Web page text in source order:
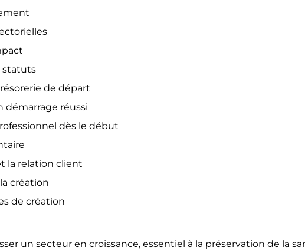
statuts
de départ
démarrage réussi
dès le début
la relation client
création
de création
un secteur en croissance, essentiel à la préservation de la